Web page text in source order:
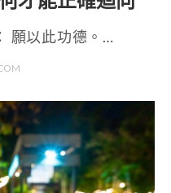
願以此功德。…